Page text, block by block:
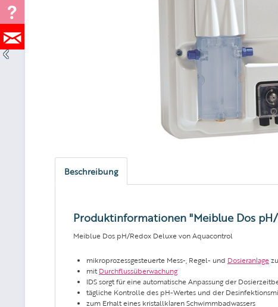
Beschreibung
Produktinformationen "Meiblue Dos
Meiblue Dos pH/Redox Deluxe von Aquacontrol
mikroprozessgesteuerte Mess-, Regel- und Dosieranlage
mit Durchflussüberwachung
IDS sorgt für eine automatische Anpassung der
tägliche Kontrolle des pH-Wertes und der
zum Erhalt eines kristallklaren Schwimmbadwassers